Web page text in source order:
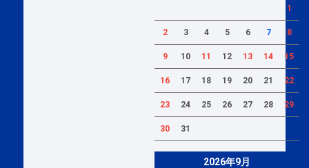
1
2 3 4 5 6 7 8
9 10 11 12 13 14 15
16 17 18 19 20 21 22
23 24 25 26 27 28 29
30 31
2026年9月